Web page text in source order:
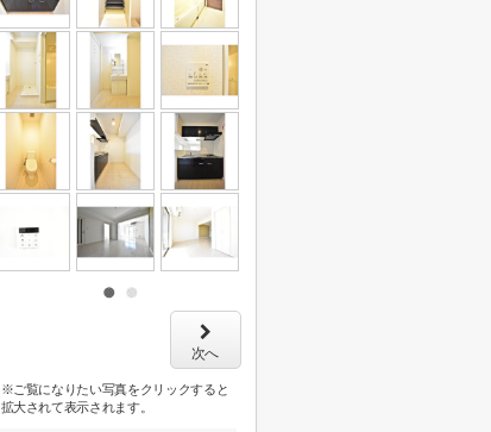
次へ
※ご覧になりたい写真をクリックすると
拡大されて表示されます。